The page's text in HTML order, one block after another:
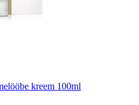
kreem 100ml